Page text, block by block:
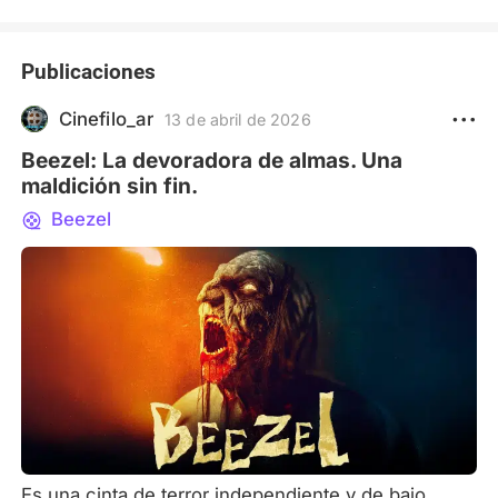
Publicaciones
Cinefilo_ar 13 de abril de 2026
Beezel: La devoradora de almas. Una
maldición sin fin.
Beezel